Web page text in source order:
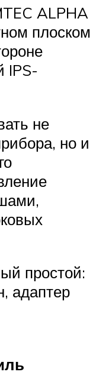
ALPHA
плоском
IPS-
не
но и
простой:
адаптер